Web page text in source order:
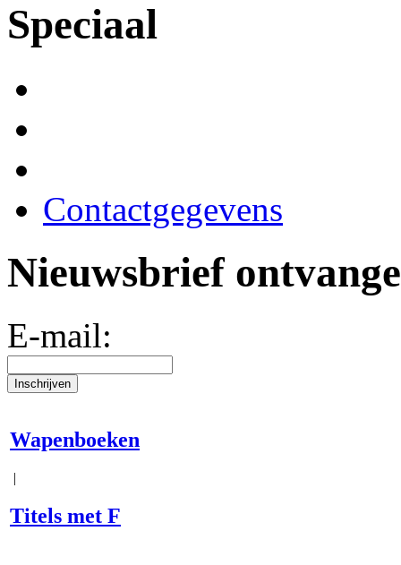
Speciaal
Contactgegevens
Nieuwsbrief
E-mail:
Wapenboeken
|
Titels met F